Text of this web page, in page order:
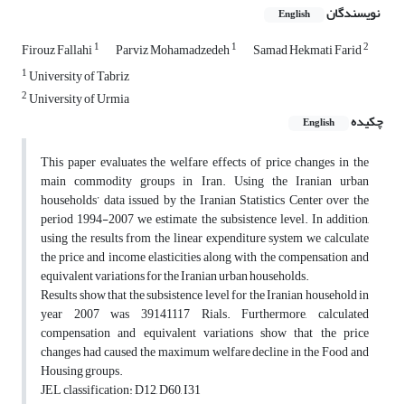
نویسندگان English
Firouz Fallahi1 Parviz Mohamadzedeh1 Samad Hekmati Farid2
1University of Tabriz
2University of Urmia
چکیده
English
This paper evaluates the welfare effects of price changes in the
main commodity groups in Iran. Using the Iranian urban
households’ data issued by the Iranian Statistics Center over the
period 1994-2007 we estimate the subsistence level. In addition,
using the results from the linear expenditure system we calculate
the price and income elasticities along with the compensation and
equivalent variations for the Iranian urban households.
Results show that the subsistence level for the Iranian household in
year 2007 was 39141117 Rials. Furthermore, calculated
compensation and equivalent variations show that the price
changes had caused the maximum welfare decline in the Food and
Housing groups.
JEL classification: D12, D60, I31